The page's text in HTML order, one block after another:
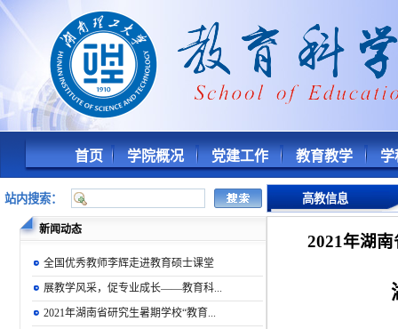
首页 学院概况 党建工作 教育教学
站内搜索：
新闻动态
全国优秀教师李辉走进教育硕士课堂
展教学风采，促专业成长——教育科...
2021年湖南省研究生暑期学校“教育...
高教信息
2021年湖